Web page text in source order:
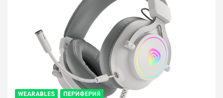
WEARABLES ПЕРИФЕРИЯ